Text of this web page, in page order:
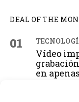
DEAL OF THE
01
Vídeo
en